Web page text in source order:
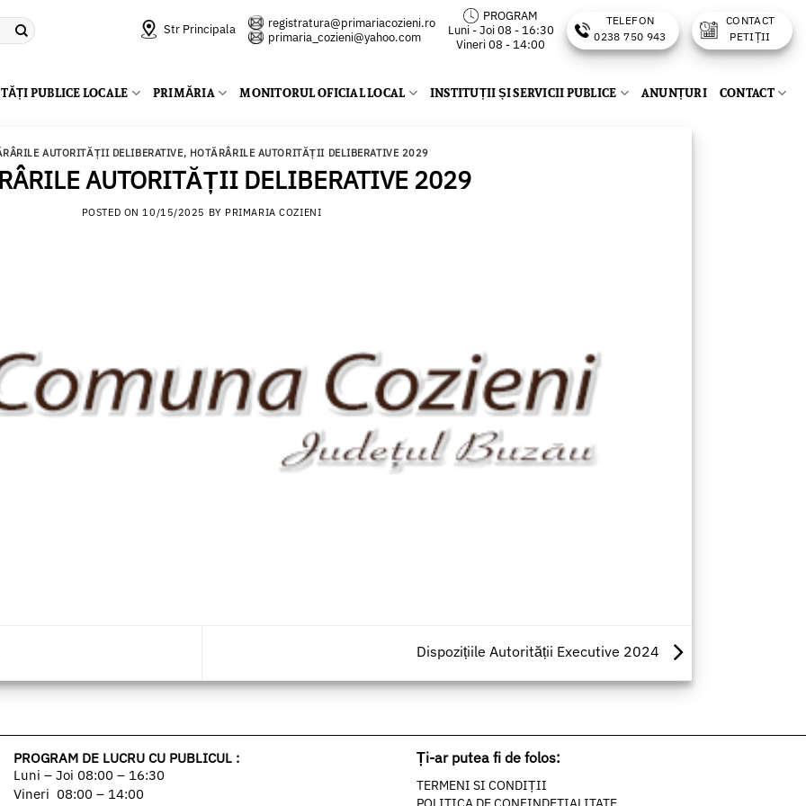
Str Principala
registratura@primariacozieni.ro
primaria_cozieni@yahoo.com
PROGRAM
Luni - Joi 08 - 16:30
Vineri 08 - 14:00
TELEFON
0238 750 943
CONTACT
PETIȚII
PUBLICE LOCALE PRIMĂRIA MONITORUL OFICIAL LOCAL INSTITUȚII ȘI SERVICII PUBLICE ANUNȚURI CONTACT
AUTORITĂȚII DELIBERATIVE, HOTĂRÂRILE AUTORITĂȚII DELIBERATIVE 2029
AUTORITĂȚII DELIBERATIVE 2029
POSTED ON10/15/2025 BY PRIMARIA COZIENI
Dispozițiile Autorității Executive 2024
PROGRAM DE LUCRU CU PUBLICUL :
Luni – Joi 08:00 – 16:30
Vineri 08:00 – 14:00
Ți-ar putea fi de folos:
TERMENI SI CONDIȚII